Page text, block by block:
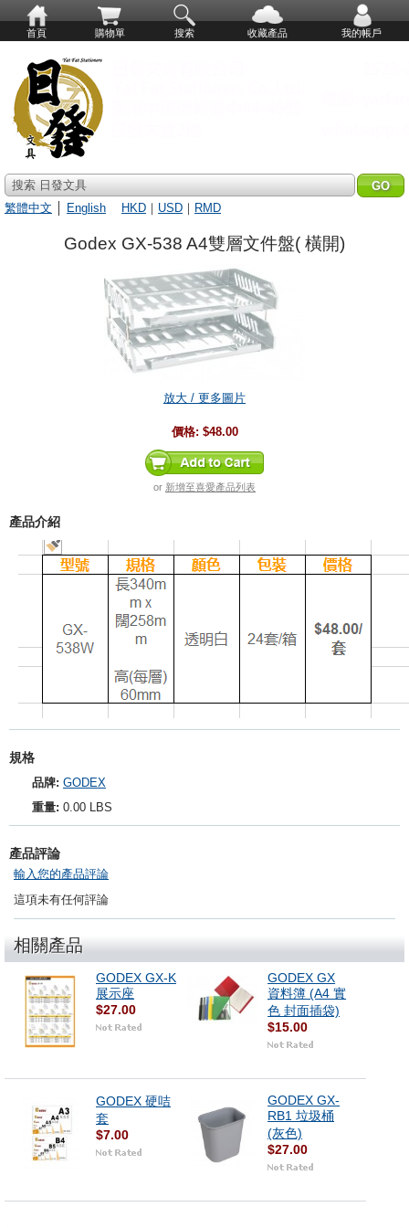
首頁 購物單 搜索 收藏產品 我的帳戶
搜索 日發文具
繁體中文
English HKD ｜ USD ｜ RMD
Godex GX-538 A4雙層文件盤( 橫開)
放大 / 更多圖片
價格: $48.00
or 新增至喜愛產品列表
產品介紹
規格
品牌: GODEX
重量: 0.00 LBS
產品評論
輸入您的產品評論
這項未有任何評論
相關產品
GODEX GX-K
展示座
$27.00
GODEX GX
資料簿 (A4 實
色 封面插袋)
$15.00
GODEX 硬咭
套
$7.00
GODEX GX-
RB1 垃圾桶
(灰色)
$27.00